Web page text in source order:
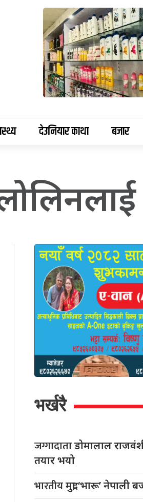
देउनियार काथा बजार
भर्खरै
जग्गादाताडोमालाल
तयार भयो
भारतीयमुद्रा ‘भारू’ नेपाली